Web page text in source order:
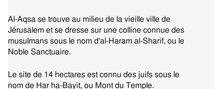
Al-Aqsa se trouve au milieu de la vieille ville de
Jérusalem et se dresse sur une colline connue des
musulmans sous le nom d'al-Haram al-Sharif, ou le
Noble Sanctuaire.
Le site de 14 hectares est connu des juifs sous le
nom de Har ha-Bayit, ou Mont du Temple.